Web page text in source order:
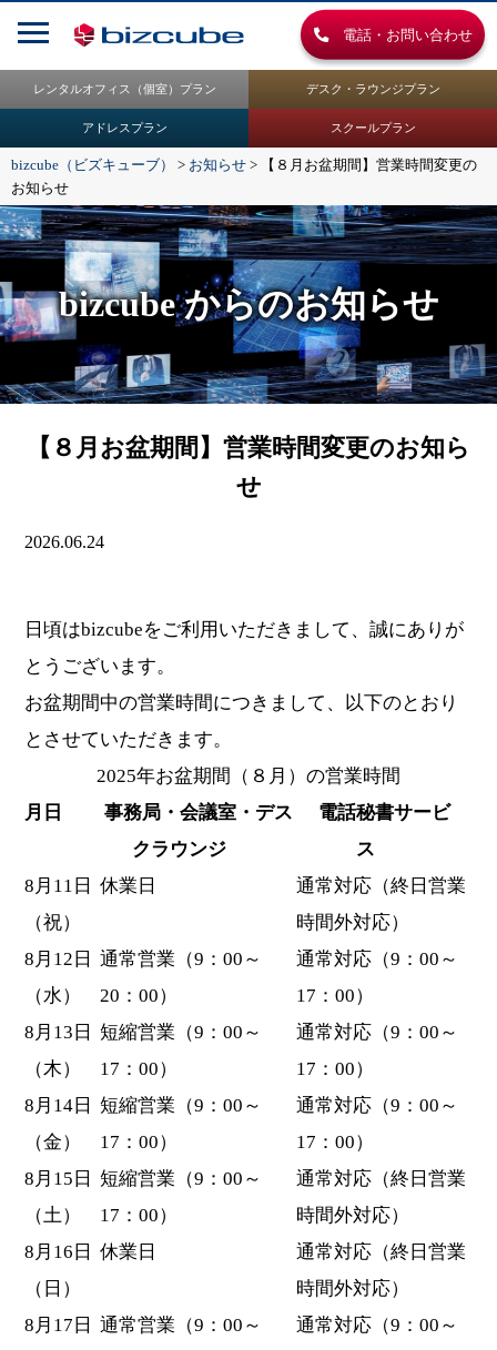
電話・お問い合わせ
レンタルオフィス（個室）プラン デスク・ラウンジプラン
アドレスプラン スクールプラン
bizcube（ビズキューブ） > お知らせ >
【８月お盆期間】営業時間変更の
お知らせ
bizcube からのお知らせ
【８月お盆期間】営業時間変更のお知ら
せ
2026.06.24
日頃はbizcubeをご利用いただきまして、誠にありが
とうございます。
お盆期間中の営業時間につきまして、以下のとおり
とさせていただきます。
2025年お盆期間（８月）の営業時間
月日
事務局・会議室・デス
クラウンジ
電話秘書サービ
ス
8月11日
（祝）
休業日
通常対応（終日営業
時間外対応）
8月12日
（水）
通常営業（9：00～
20：00）
通常対応（9：00～
17：00）
8月13日
（木）
短縮営業（9：00～
17：00）
通常対応（9：00～
17：00）
8月14日
（金）
短縮営業（9：00～
17：00）
通常対応（9：00～
17：00）
8月15日
（土）
短縮営業（9：00～
17：00）
通常対応（終日営業
時間外対応）
8月16日
（日）
休業日
通常対応（終日営業
時間外対応）
8月17日 通常営業（9：00～
通常対応（9：00～